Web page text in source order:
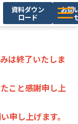
資料ダウン
ロード
お問
は終了いたしま
こと感謝申し上
申し上げます。